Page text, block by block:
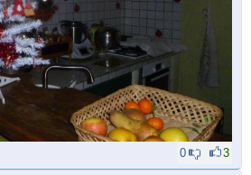
0 3